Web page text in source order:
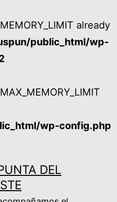
already
public_html/wp-
wp-config.php
DEL